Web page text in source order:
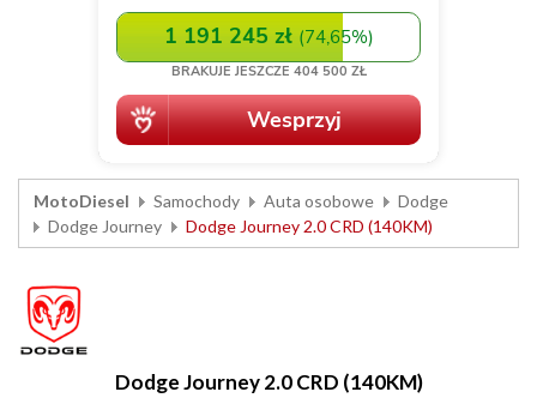
MotoDiesel Samochody Auta osobowe
Dodge
Dodge Journey
Dodge Journey 2.0 CRD (140KM)
Dodge Journey 2.0 CRD (140KM)